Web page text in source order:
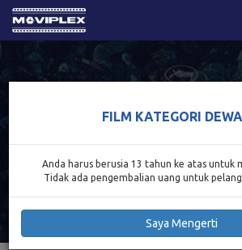
FILM KATEGORI
Anda harus berusia 13 tahun ke atas untuk
Tidak ada pengembalian uang untuk
Saya Mengerti